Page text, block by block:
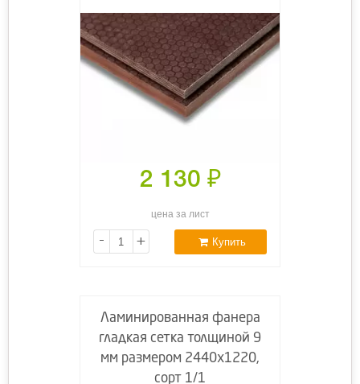
2 130 ₽
цена за лист
- + Купить
Ламинированная фанера
гладкая сетка толщиной 9
мм размером 2440х1220,
сорт 1/1